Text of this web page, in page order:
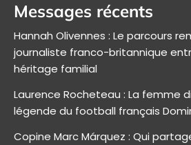
Messages récents
Hannah Olivennes : Le parcours
journaliste franco-britannique
héritage familial
Laurence Rocheteau : La femme
légende du football français
Copine Marc Márquez : Qui